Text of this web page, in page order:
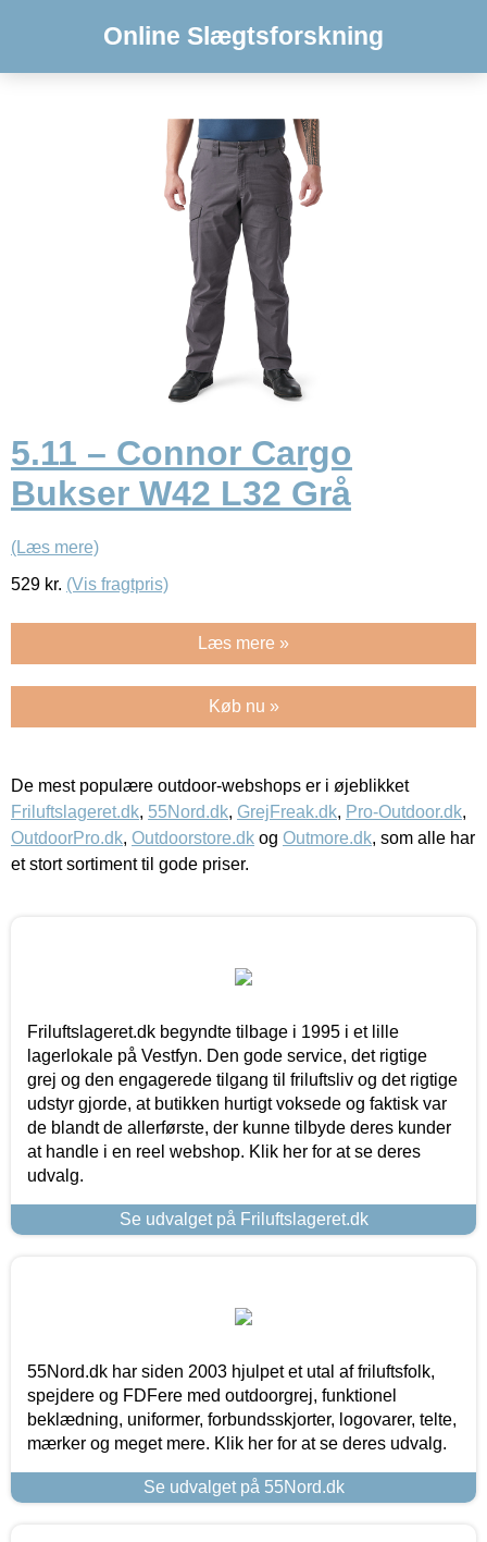
Online Slægtsforskning
5.11 – Connor Cargo
Bukser W42 L32 Grå
(Læs mere)
529 kr. (Vis fragtpris)
Læs mere »
Køb nu »
De mest populære outdoor-webshops er i øjeblikket
Friluftslageret.dk, 55Nord.dk, GrejFreak.dk, Pro-Outdoor.dk,
OutdoorPro.dk, Outdoorstore.dk og Outmore.dk, som alle har
et stort sortiment til gode priser.
Friluftslageret.dk begyndte tilbage i 1995 i et lille
lagerlokale på Vestfyn. Den gode service, det rigtige
grej og den engagerede tilgang til friluftsliv og det rigtige
udstyr gjorde, at butikken hurtigt voksede og faktisk var
de blandt de allerførste, der kunne tilbyde deres kunder
at handle i en reel webshop. Klik her for at se deres
udvalg.
Se udvalget på Friluftslageret.dk
55Nord.dk har siden 2003 hjulpet et utal af friluftsfolk,
spejdere og FDFere med outdoorgrej, funktionel
beklædning, uniformer, forbundsskjorter, logovarer, telte,
mærker og meget mere. Klik her for at se deres udvalg.
Se udvalget på 55Nord.dk